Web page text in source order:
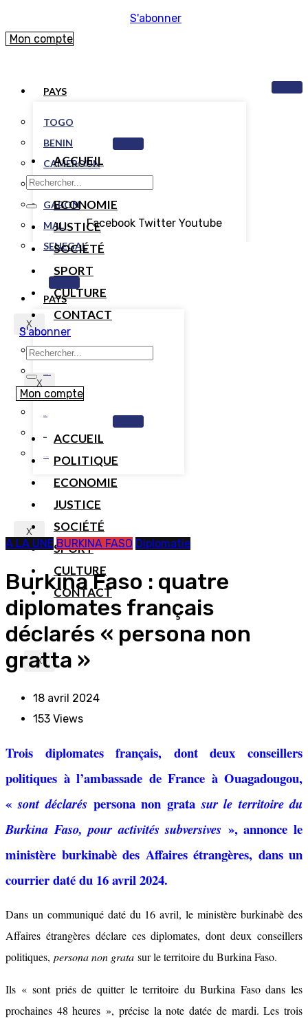
S'abonner
Mon compte
PAYS
TOGO
BENIN
CAMEROUN
COTE D’IVOIRE
GABON
MALI
SENEGAL
X
ACCUEIL
POLITIQUE
ECONOMIE
JUSTICE
SOCIÉTÉ
SPORT
CULTURE
CONTACT
X
Facebook Twitter Youtube
PAYS
X
S'abonner
Mon compte
ACCUEIL
POLITIQUE
ECONOMIE
JUSTICE
SOCIÉTÉ
SPORT
CULTURE
CONTACT
X
A LA UNE BURKINA FASO Diplomatie
Burkina Faso : quatre
diplomates français
déclarés « persona non
gratta »
18 avril 2024
153 Views
Trois diplomates français, dont deux conseillers
politiques à l’ambassade de France à Ouagadougou,
«sont déclaréspersona non gratasur le territoire du
Burkina Faso, pour activités subversives », annonce le
ministère burkinabè des Affaires étrangères, dans un
courrier daté du 16 avril 2024.
Dans un communiqué daté du 16 avril, le ministère burkinabè des
Affaires étrangères déclare ces diplomates, dont deux conseillers
politiques, persona non grata sur le territoire du Burkina Faso.
Ils « sont priés de quitter le territoire du Burkina Faso dans les
prochaines 48 heures », précise la note datée de mardi. Les trois